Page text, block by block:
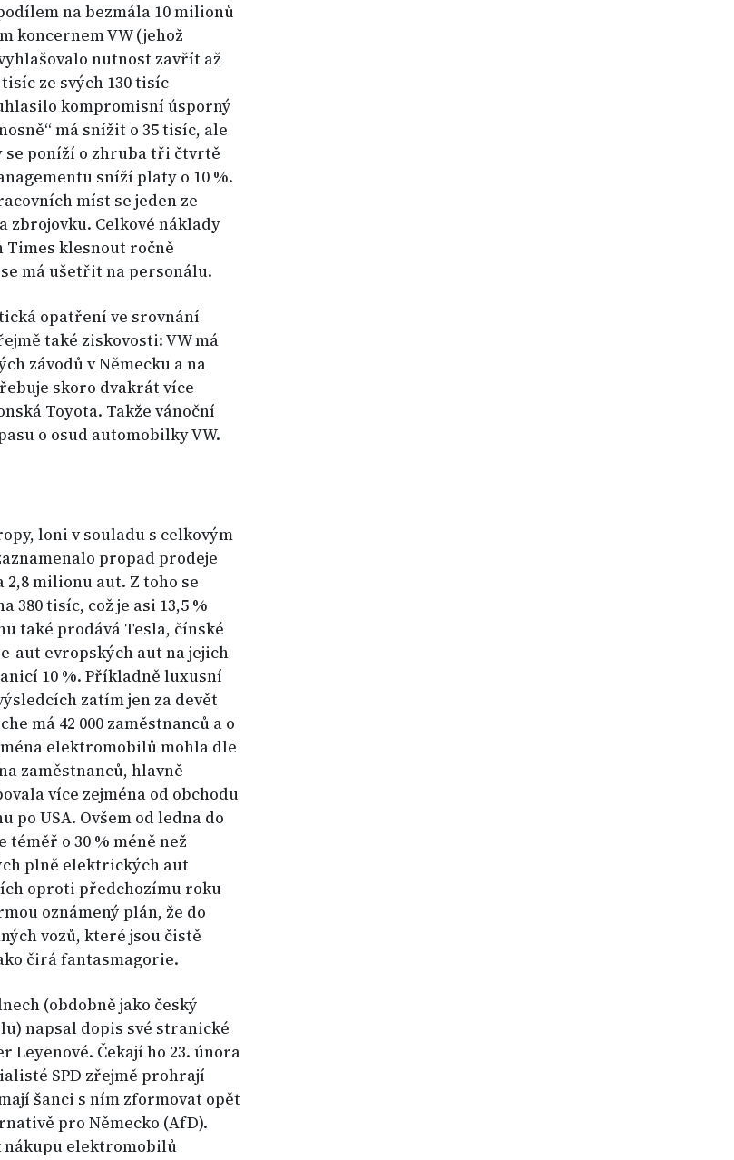
na bezmála 10 milionů
koncernem VW (jehož
nutnost zavřít až
ze svých 130 tisíc
kompromisní úsporný
má snížit o 35 tisíc, ale
se poníží o zhruba tři čtvrtě
sníží platy o 10 %.
míst se jeden ze
zbrojovku. Celkové náklady
Times klesnout ročně
má ušetřit na personálu.
opatření ve srovnání
také ziskovosti: VW má
závodů v Německu a na
skoro dvakrát více
Toyota. Takže vánoční
o osud automobilky VW.
loni v souladu s celkovým
propad prodeje
milionu aut. Z toho se
380 tisíc, což je asi 13,5 %
také prodává Tesla, čínské
aut evropských aut na jejich
10 %. Příkladně luxusní
zatím jen za devět
má 42 000 zaměstnanců a o
elektromobilů mohla dle
zaměstnanců, hlavně
více zejména od obchodu
USA. Ovšem od ledna do
téměř o 30 % méně než
plně elektrických aut
oproti předchozímu roku
oznámený plán, že do
vozů, které jsou čistě
čirá fantasmagorie.
(obdobně jako český
napsal dopis své stranické
Leyenové. Čekají ho 23. února
SPD zřejmě prohrají
šanci s ním zformovat opět
pro Německo (AfD).
nákupu elektromobilů